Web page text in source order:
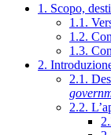
1. Scopo,
1.1.
1.2.
1.3.
2.
2.1.
2.2.